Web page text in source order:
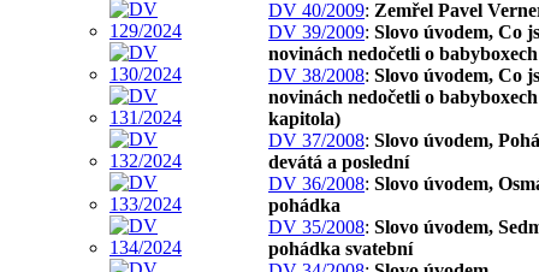
DV 40/2009: Zemřel Pavel
DV 39/2009: Slovo úvodem, Co
novinách nedočetli o babyboxech
DV 38/2008: Slovo úvodem, Co
novinách nedočetli o
kapitola)
DV 37/2008: Slovo úvodem,
devátá a poslední
DV 36/2008: Slovo úvodem,
pohádka
DV 35/2008: Slovo úvodem,
pohádka svatební